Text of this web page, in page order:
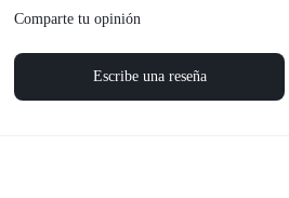
Comparte tu opinión
Escribe una reseña